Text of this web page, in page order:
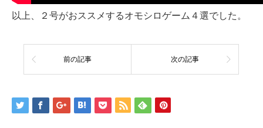
以上、２号がおススメするオモシロゲーム４選でした。
前の記事 次の記事